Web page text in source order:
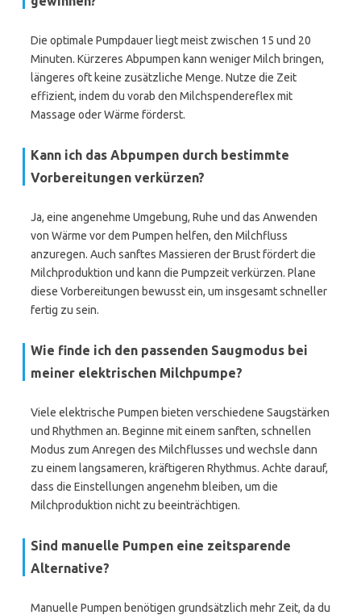
Die optimale Pumpdauer liegt meist zwischen 15 und 20
Minuten. Kürzeres Abpumpen kann weniger Milch bringen,
längeres oft keine zusätzliche Menge. Nutze die Zeit
effizient, indem du vorab den Milchspendereflex mit
Massage oder Wärme förderst.
Kann ich das Abpumpen durch bestimmte
Vorbereitungen verkürzen?
Ja, eine angenehme Umgebung, Ruhe und das Anwenden
von Wärme vor dem Pumpen helfen, den Milchfluss
anzuregen. Auch sanftes Massieren der Brust fördert die
Milchproduktion und kann die Pumpzeit verkürzen. Plane
diese Vorbereitungen bewusst ein, um insgesamt schneller
fertig zu sein.
Wie finde ich den passenden Saugmodus bei
meiner elektrischen Milchpumpe?
Viele elektrische Pumpen bieten verschiedene Saugstärken
und Rhythmen an. Beginne mit einem sanften, schnellen
Modus zum Anregen des Milchflusses und wechsle dann
zu einem langsameren, kräftigeren Rhythmus. Achte darauf,
dass die Einstellungen angenehm bleiben, um die
Milchproduktion nicht zu beeinträchtigen.
Sind manuelle Pumpen eine zeitsparende
Alternative?
Manuelle Pumpen benötigen grundsätzlich mehr Zeit, da du